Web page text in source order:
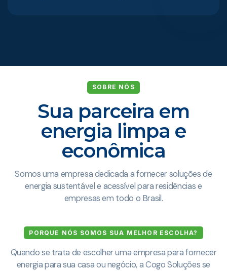
SOBRE NÓS
Sua parceira em
energia limpa e
econômica
Somos uma empresa dedicada a fornecer soluções de
energia sustentável e acessível para residências e
empresas em todo o Brasil.
PORQUE NÓS SOMOS SUA MELHOR ESCOLHA?
Quando se trata de escolher uma empresa para fornecer
energia para sua casa ou negócio, a Cogo Soluções se